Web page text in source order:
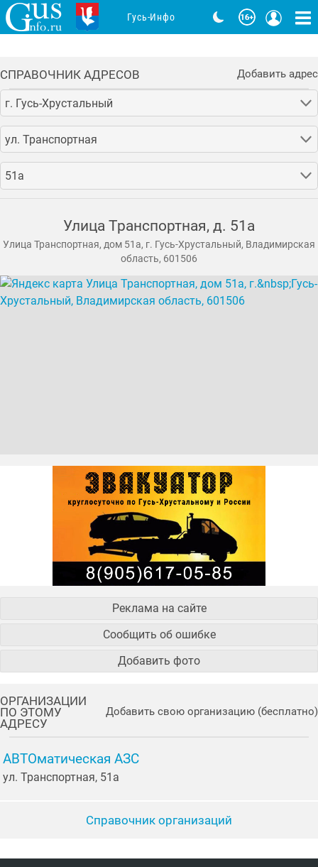
СПРАВОЧНИК АДРЕСОВ Добавить адрес
г. Гусь-Хрустальный
ул. Транспортная
51а
Улица Транспортная, д. 51а
Улица Транспортная, дом 51а, г. Гусь-Хрустальный, Владимирская
область, 601506
Реклама на сайте
Сообщить об ошибке
Добавить фото
ОРГАНИЗАЦИИ
ПО ЭТОМУ
АДРЕСУ
Добавить свою организацию (бесплатно)
АВТОматическая АЗС
ул. Транспортная, 51а
Справочник организаций
Гусь-Инфо